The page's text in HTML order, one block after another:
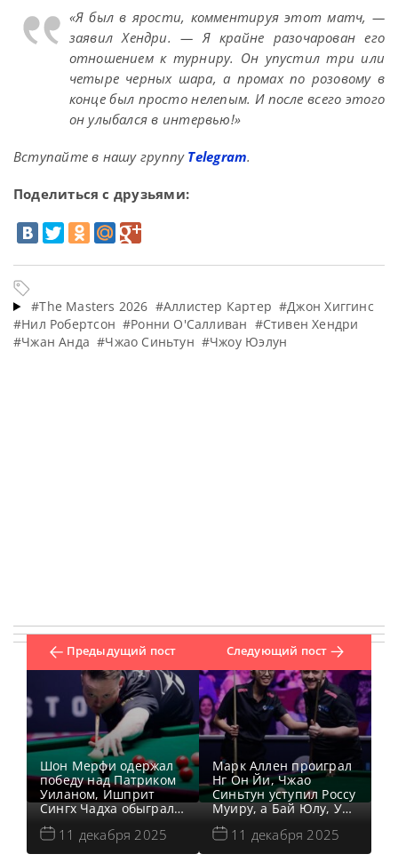
«Я был в ярости, комментируя этот матч, —
заявил Хендри. — Я крайне разочарован его
отношением к турниру. Он упустил три или
четыре черных шара, а промах по розовому в
конце был просто нелепым. И после всего этого
он улыбался в интервью!»
Вступайте в нашу группу Telegram.
Поделиться с друзьями:
#The Masters 2026 #Аллистер Картер #Джон Хиггинс
#Нил Робертсон #Ронни О'Салливан #Стивен Хендри
#Чжан Анда #Чжао Синьтун #Чжоу Юэлун
Предыдущий пост
Шон Мерфи одержал
победу над Патриком
Уиланом, Ишприт
Сингх Чадха обыграл
Дин Янга, Дэвид
Гилберт одолел
Мэттью Стивенса, а
11 декабря 2025
Следующий пост
Марк Аллен проиграл
Нг Он Йи, Чжао
Синьтун уступил Россу
Муиру, а Бай Юлу, У
Ицзэ, Лиам Грэм и
Михал Шубарчик
прошли во второй
11 декабря 2025